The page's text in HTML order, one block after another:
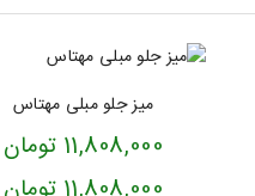
میز جلو مبلی مهتاس
11,808,000 تومان